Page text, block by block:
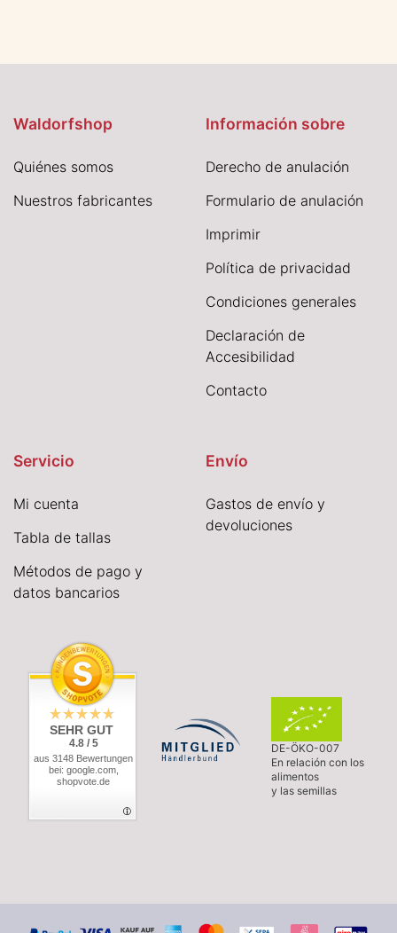
Waldorfshop
Quiénes somos
Nuestros fabricantes
Información sobre
Derecho de anulación
Formulario de anulación
Imprimir
Política de privacidad
Condiciones generales
Declaración de
Accesibilidad
Contacto
Servicio
Mi cuenta
Tabla de tallas
Métodos de pago y
datos bancarios
Envío
Gastos de envío y
devoluciones
SEHR GUT
4.8 / 5
aus 3148 Bewertungen
bei: google.com,
shopvote.de
DE-ÖKO-007
En relación con los
alimentos
y las semillas